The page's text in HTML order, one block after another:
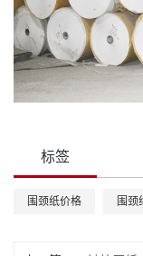
标签
围颈纸价格 围颈